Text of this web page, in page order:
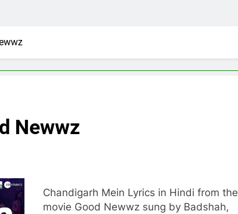
Newwz
Chandigarh Mein Lyrics in Hindi from the
movie Good Newwz sung by Badshah,